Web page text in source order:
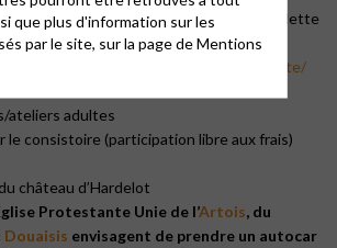
une journée aux Tourelles de Condette
mai 2023.
evenements/eglise-ouverte/
ateliers adultes
le consistoire (participation libre aux frais)
château d’Hardelot
Protestante Unie de l’Artois, du
Douaisis envisagent de prendre un autocar
que plus d'information sur les
par le site, sur la page deMentions